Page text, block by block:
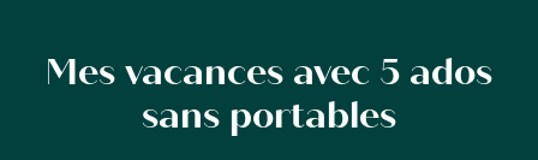
+
Mes vacances avec 5 ados
sans portables